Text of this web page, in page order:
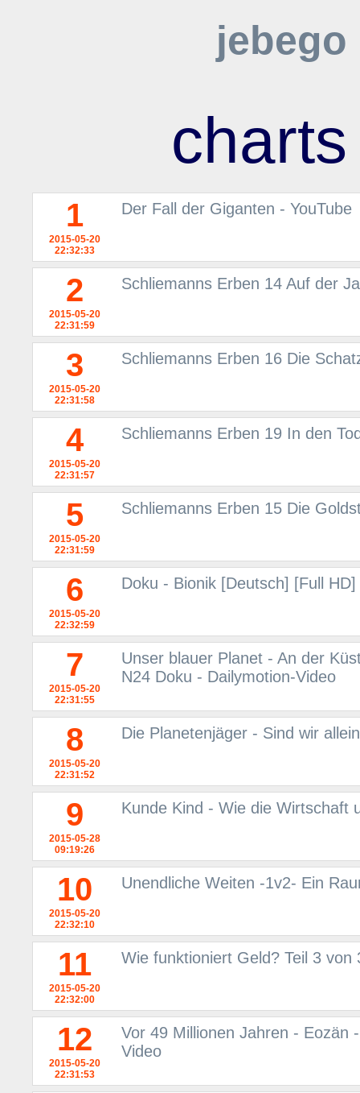
jebego
charts
1
2015-05-20
22:32:33
Der Fall der Giganten - YouTube
2
2015-05-20
22:31:59
Schliemanns Erben 14 Auf der
3
2015-05-20
22:31:58
Schliemanns Erben 16 Die
4
2015-05-20
22:31:57
Schliemanns Erben 19 In den
5
2015-05-20
22:31:59
Schliemanns Erben 15 Die
6
2015-05-20
22:32:59
Doku - Bionik [Deutsch] [Full
7
2015-05-20
22:31:55
Unser blauer Planet - An der
N24 Doku - Dailymotion-Video
8
2015-05-20
22:31:52
Die Planetenjäger - Sind wir
9
2015-05-28
09:19:26
Kunde Kind - Wie die Wirtschaft
10
2015-05-20
22:32:10
Unendliche Weiten -1v2- Ein
11
2015-05-20
22:32:00
Wie funktioniert Geld? Teil 3 von
12
2015-05-20
22:31:53
Vor 49 Millionen Jahren - Eozän
Video